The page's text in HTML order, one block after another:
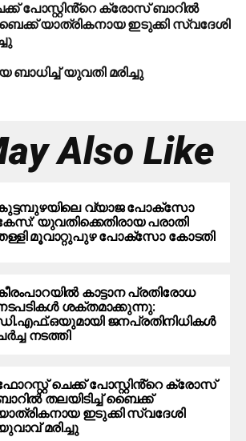
പോസ്റ്റിൻ്റെ ക്രോസ് ബാറില്‍
ബൈക്ക് യാത്രികനായ ഇടുക്കി സ്വദേശി
യുവതി മരിച്ചു
Also Like
വ്യാജ പോക്‌സോ
യുവതിക്കെതിരായ പരാതി
മൂവാറ്റുപുഴ പോക്‌സോ കോടതി
കാട്ടാന പ്രതിരോധ
ശക്തമാക്കുന്നു:
ജനപ്രതിനിധികൾ
നടത്തി
ചെക്ക് പോസ്റ്റിൻ്റെ ക്രോസ്
തലയിടിച്ച് ബൈക്ക്
ഇടുക്കി സ്വദേശി
മരിച്ചു